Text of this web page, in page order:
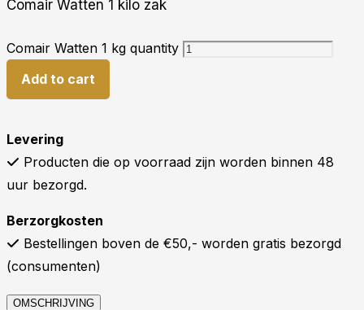
Comair Watten 1 kilo zak
Comair Watten 1 kg quantity
Add to cart
Levering
Producten die op voorraad zijn worden binnen 48
uur bezorgd.
Berzorgkosten
Bestellingen boven de €50,- worden gratis bezorgd
(consumenten)
OMSCHRIJVING